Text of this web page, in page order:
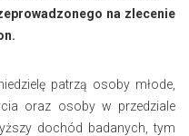
na zlecenie
patrzą osoby młode,
oraz osoby w przedziale
dochód badanych, tym